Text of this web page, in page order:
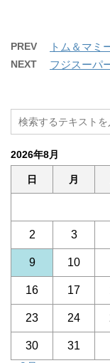
PREV トム＆マミ
NEXT フジスーパ
2026年8月
日 月
2 3
9 10
16 17
23 24
30
31